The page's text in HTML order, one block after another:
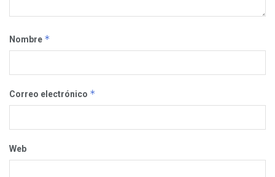
Nombre *
Correo electrónico *
Web